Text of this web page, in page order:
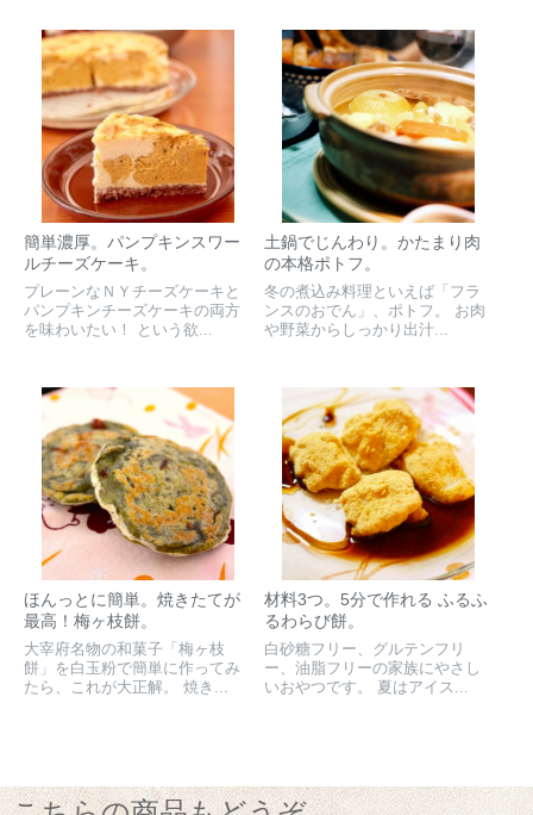
簡単濃厚。パンプキンスワー
ルチーズケーキ。
プレーンなＮＹチーズケーキと
パンプキンチーズケーキの両方
を味わいたい！ という欲...
土鍋でじんわり。かたまり肉
の本格ポトフ。
冬の煮込み料理といえば「フラ
ンスのおでん」、ポトフ。 お肉
や野菜からしっかり出汁...
ほんっとに簡単。焼きたてが
最高！梅ヶ枝餅。
大宰府名物の和菓子「梅ヶ枝
餅」を白玉粉で簡単に作ってみ
たら、これが大正解。 焼き...
材料3つ。5分で作れる ふるふ
るわらび餅。
白砂糖フリー、グルテンフリ
ー、油脂フリーの家族にやさし
いおやつです。 夏はアイス...